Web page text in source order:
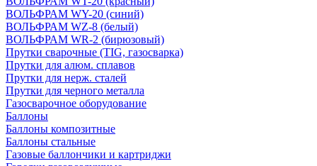
ВОЛЬФРАМ WY-20 (синий)
ВОЛЬФРАМ WZ-8 (белый)
ВОЛЬФРАМ WR-2 (бирюзовый)
Прутки сварочные (TIG, газосварка)
Прутки для алюм. сплавов
Прутки для нерж. сталей
Прутки для черного металла
Газосварочное оборудование
Баллоны
Баллоны композитные
Баллоны стальные
Газовые баллончики и картриджи